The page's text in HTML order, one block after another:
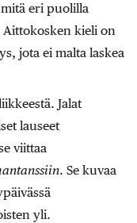
eri puolilla
kieli on
jota ei malta laskea
Jalat
lauseet
viittaa
. Se kuvaa
yli.